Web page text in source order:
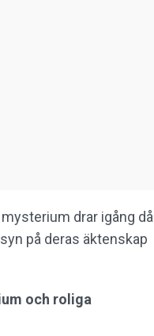
drar igång då
på deras äktenskap
och roliga